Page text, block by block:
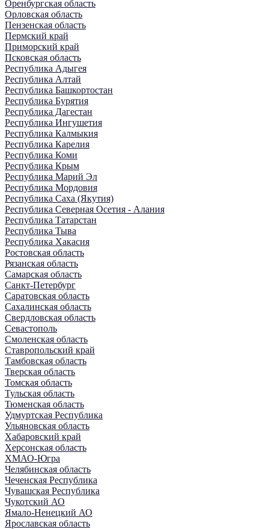
Оренбургская область
Орловская область
Пензенская область
Пермский край
Приморский край
Псковская область
Республика Адыгея
Республика Алтай
Республика Башкортостан
Республика Бурятия
Республика Дагестан
Республика Ингушетия
Республика Калмыкия
Республика Карелия
Республика Коми
Республика Крым
Республика Марий Эл
Республика Мордовия
Республика Саха (Якутия)
Республика Северная Осетия - Алания
Республика Татарстан
Республика Тыва
Республика Хакасия
Ростовская область
Рязанская область
Самарская область
Санкт-Петербург
Саратовская область
Сахалинская область
Свердловская область
Севастополь
Смоленская область
Ставропольский край
Тамбовская область
Тверская область
Томская область
Тульская область
Тюменская область
Удмуртская Республика
Ульяновская область
Хабаровский край
Херсонская область
ХМАО-Югра
Челябинская область
Чеченская Республика
Чувашская Республика
Чукотский АО
Ямало-Ненецкий АО
Ярославская область